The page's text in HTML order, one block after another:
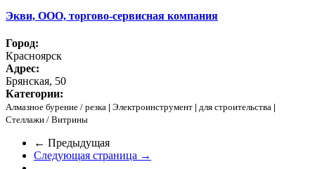
Экви, ООО, торгово-сервисная компания
Город:
Красноярск
Адрес:
Брянская, 50
Категории:
Алмазное бурение / резка | Электроинструмент | для строительства |
Стеллажи / Витрины
← Предыдущая
Следующая страница →